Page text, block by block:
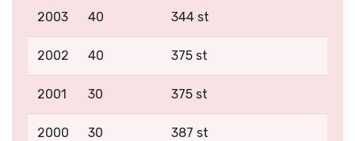
2003 40 344 st
2002 40 375 st
2001 30 375 st
2000 30 387 st